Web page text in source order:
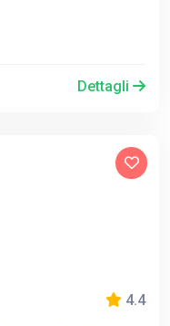
Dettagli
4.4